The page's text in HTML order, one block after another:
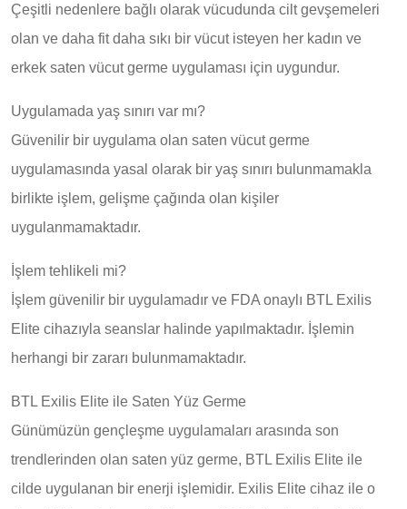
Çeşitli nedenlere bağlı olarak vücudunda cilt gevşemeleri
olan ve daha fit daha sıkı bir vücut isteyen her kadın ve
erkek saten vücut germe uygulaması için uygundur.
Uygulamada yaş sınırı var mı?
Güvenilir bir uygulama olan saten vücut germe
uygulamasında yasal olarak bir yaş sınırı bulunmamakla
birlikte işlem, gelişme çağında olan kişiler
uygulanmamaktadır.
İşlem tehlikeli mi?
İşlem güvenilir bir uygulamadır ve FDA onaylı BTL Exilis
Elite cihazıyla seanslar halinde yapılmaktadır. İşlemin
herhangi bir zararı bulunmamaktadır.
BTL Exilis Elite ile Saten Yüz Germe
Günümüzün gençleşme uygulamaları arasında son
trendlerinden olan saten yüz germe, BTL Exilis Elite ile
cilde uygulanan bir enerji işlemidir. Exilis Elite cihaz ile o